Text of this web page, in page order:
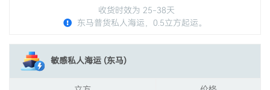
收货时效为 25-38天
东马普货私人海运，0.5立方起运。
敏感私人海运 (东马)